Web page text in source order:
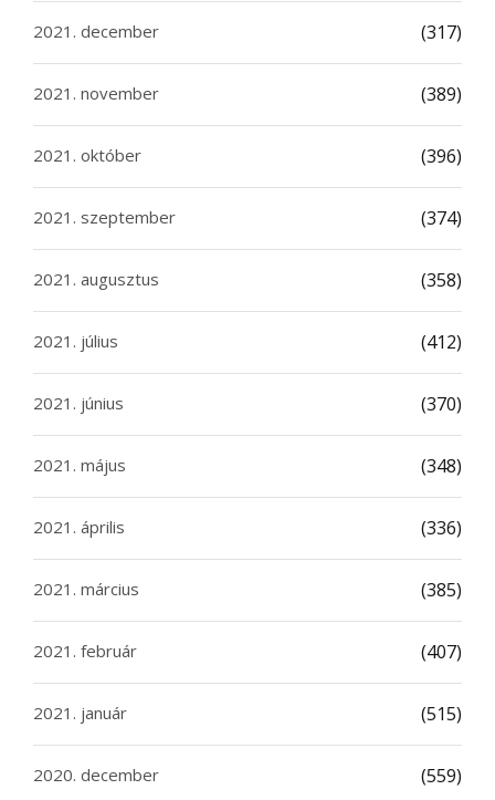
2021. december (317)
2021. november (389)
2021. október (396)
2021. szeptember (374)
2021. augusztus (358)
2021. július (412)
2021. június (370)
2021. május (348)
2021. április (336)
2021. március (385)
2021. február (407)
2021. január (515)
2020. december (559)